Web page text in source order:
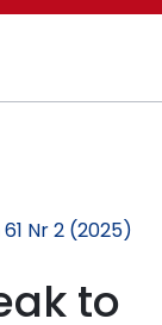
Nr 2 (2025)
to